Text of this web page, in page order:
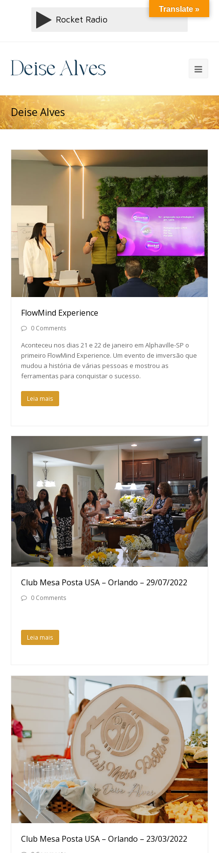
Deise Alves
FlowMind Experience
0 Comments
Aconteceu nos dias 21 e 22 de janeiro em Alphaville-SP o
primeiro FlowMind Experience. Um evento de imversão que
mudou a história de várias pessoas e mostrou as
ferramentas para conquistar o sucesso.
Leia mais
Club Mesa Posta USA – Orlando – 29/07/2022
0 Comments
Leia mais
Club Mesa Posta USA – Orlando – 23/03/2022
Translate »